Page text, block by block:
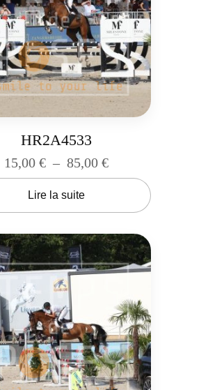
HR2A4533
15,00 € – 85,00 €
Lire la suite